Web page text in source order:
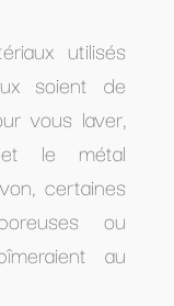
utilisés
soient de
vous laver,
le métal
certaines
ou
au